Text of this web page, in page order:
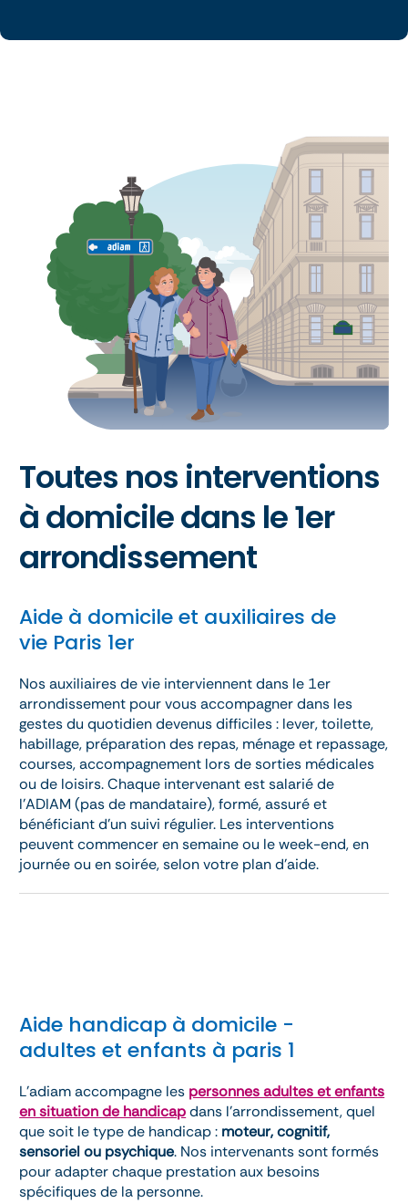
Toutes nos interventions
à domicile dans le 1er
arrondissement
Aide à domicile et auxiliaires de
vie Paris 1er
Nos auxiliaires de vie interviennent dans le 1er
arrondissement pour vous accompagner dans les
gestes du quotidien devenus difficiles : lever, toilette,
habillage, préparation des repas, ménage et repassage,
courses, accompagnement lors de sorties médicales
ou de loisirs. Chaque intervenant est salarié de
l’ADIAM (pas de mandataire), formé, assuré et
bénéficiant d’un suivi régulier. Les interventions
peuvent commencer en semaine ou le week-end, en
journée ou en soirée, selon votre plan d’aide.
Aide handicap à domicile -
adultes et enfants à paris 1
L’adiam accompagne les personnes adultes et enfants
en situation de handicapdans l’arrondissement, quel
que soit le type de handicap : moteur, cognitif,
sensoriel ou psychique. Nos intervenants sont formés
pour adapter chaque prestation aux besoins
spécifiques de la personne.